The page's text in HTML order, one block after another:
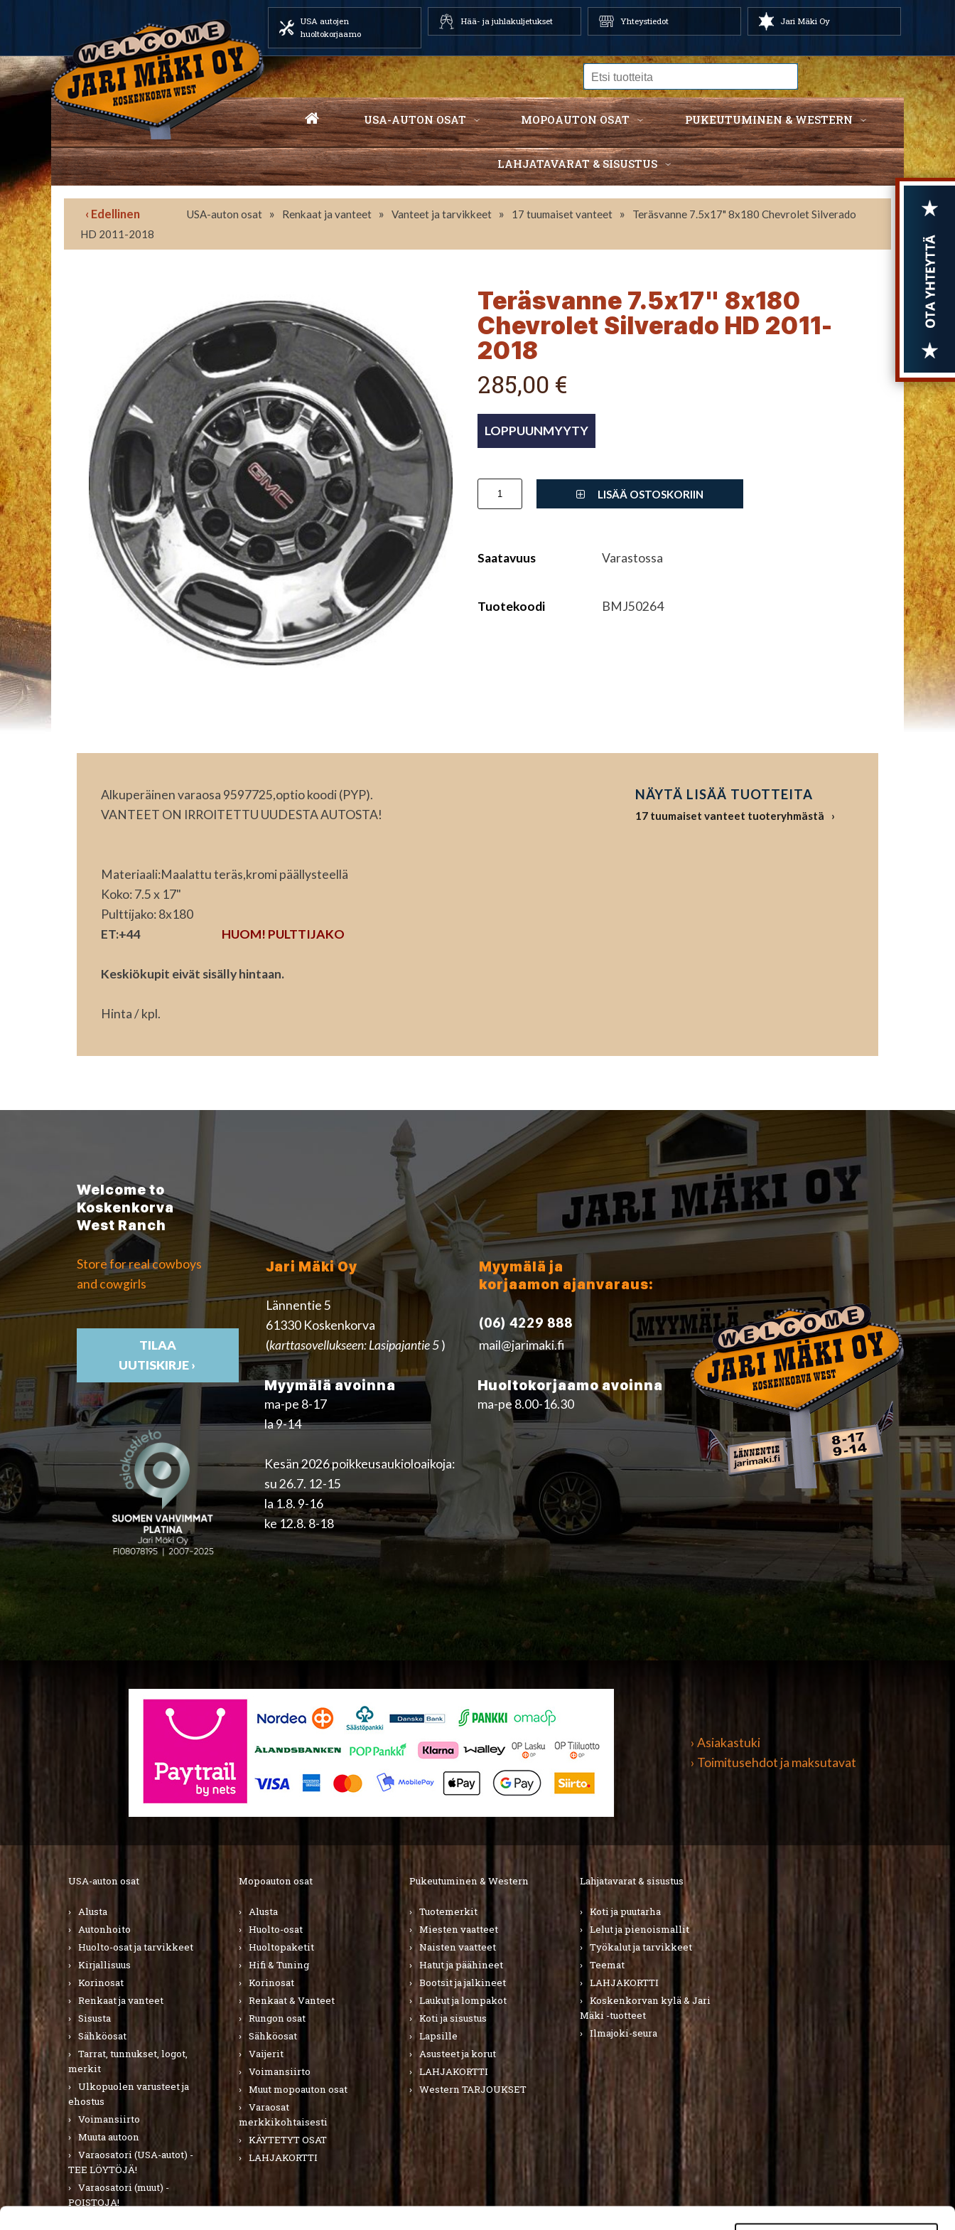
USA autojen
huoltokorjaamo
Hää- ja juhlakuljetukset Yhteystiedot Jari Mäki Oy
USA-AUTON OSAT MOPOAUTON OSAT PUKEUTUMINEN & WESTERN
LAHJATAVARAT & SISUSTUS
‹ Edellinen USA-auton osat » Renkaat ja vanteet » Vanteet ja tarvikkeet » 17 tuumaiset vanteet »
Teräsvanne 7.5x17" 8x180 Chevrolet Silverado
HD 2011-2018
Teräsvanne 7.5x17" 8x180
Chevrolet Silverado HD 2011-
2018
285,00 €
LISÄÄ OSTOSKORIIN
Saatavuus Varastossa
Tuotekoodi BMJ50264
Alkuperäinen varaosa 9597725,optio koodi (PYP).
VANTEET ON IRROITETTU UUDESTA AUTOSTA!
Materiaali:Maalattu teräs,kromi päällysteellä
Koko: 7.5 x 17"
Pulttijako: 8x180
ET:+44 HUOM! PULTTIJAKO
Keskiökupit eivät sisälly hintaan.
Hinta / kpl.
NÄYTÄ LISÄÄ TUOTTEITA
17 tuumaiset vanteet tuoteryhmästä
Welcome to
Koskenkorva
West Ranch
Store for real cowboys
and cowgirls
TILAA
UUTISKIRJE ›
Jari Mäki Oy
Lännentie 5
61330 Koskenkorva
(karttasovellukseen: Lasipajantie 5)
Myymälä ja
korjaamon ajanvaraus:
(06) 4229 888
mail@jarimaki.fi
Myymälä avoinna
ma-pe 8-17
la 9-14
Kesän 2026 poikkeusaukioloaikoja:
su 26.7. 12-15
la 1.8. 9-16
ke 12.8. 8-18
Huoltokorjaamo avoinna
ma-pe 8.00-16.30
› Asiakastuki
› Toimitusehdot ja maksutavat
USA-auton osat
Alusta
Autonhoito
Huolto-osat ja tarvikkeet
Kirjallisuus
Korinosat
Renkaat ja vanteet
Sisusta
Sähköosat
Tarrat, tunnukset, logot,
merkit
Ulkopuolen varusteet ja
ehostus
Voimansiirto
Muuta autoon
Varaosatori (USA-autot) -
TEE LÖYTÖJÄ!
Varaosatori (muut) -
POISTOJA!
Mopoauton osat
Alusta
Huolto-osat
Huoltopaketit
Hifi & Tuning
Korinosat
Renkaat & Vanteet
Rungon osat
Sähköosat
Vaijerit
Voimansiirto
Muut mopoauton osat
Varaosat
merkkikohtaisesti
KÄYTETYT OSAT
LAHJAKORTTI
Pukeutuminen & Western
Tuotemerkit
Miesten vaatteet
Naisten vaatteet
Hatut ja päähineet
Bootsit ja jalkineet
Laukut ja lompakot
Koti ja sisustus
Lapsille
Asusteet ja korut
LAHJAKORTTI
Western TARJOUKSET
Lahjatavarat & sisustus
Koti ja puutarha
Lelut ja pienoismallit
Työkalut ja tarvikkeet
Teemat
LAHJAKORTTI
Koskenkorvan kylä & Jari
Mäki -tuotteet
Ilmajoki-seura